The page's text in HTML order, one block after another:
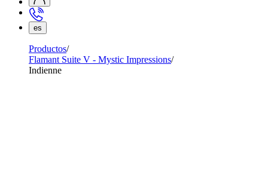
es
Productos
Flamant Suite V - Mystic Impressions
Indienne